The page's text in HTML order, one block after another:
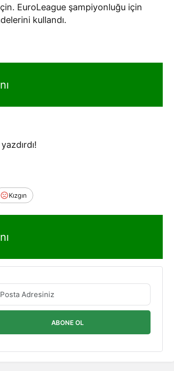
EuroLeague şampiyonluğu için
kullandı.
Kızgın
ABONE OL